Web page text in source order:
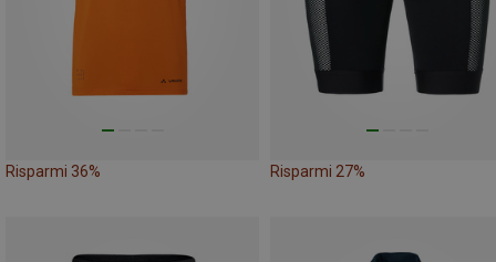
Risparmi 36% Risparmi 27%